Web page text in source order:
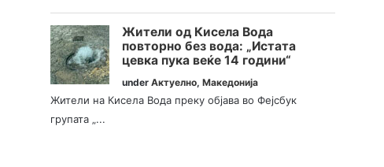
Жители од Кисела Вода
повторно без вода: „Истата
цевка пука веќе 14 години“
underАктуелно,Македонија
Жители на Кисела Вода преку објава во Фејсбук
групата „...